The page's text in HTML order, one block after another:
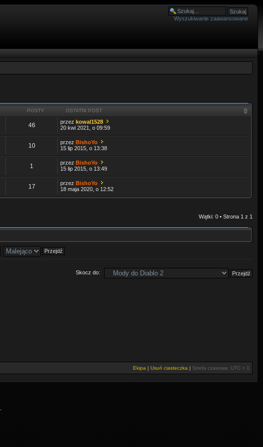
Wyszukiwanie zaawansowane
POSTY OSTATNI POST
46 przezkowal1528
20 kwi 2021, o 09:59
10 przezBishoYo
15 lip 2015, o 13:38
1 przezBishoYo
15 lip 2015, o 13:49
17 przezBishoYo
18 maja 2020, o 12:52
Wątki: 0 • Strona 1 z 1
Skocz do:
Ekipa | Usuń ciasteczka | Strefa czasowa: UTC + 1